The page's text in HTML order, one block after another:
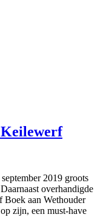
2019 groots
overhandigde
Boek aan Wethouder
zijn, een must-have